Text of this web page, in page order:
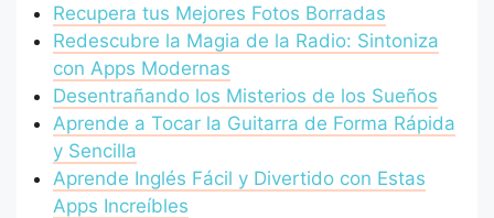
Recupera tus Mejores Fotos Borradas
Redescubre la Magia de la Radio: Sintoniza
con Apps Modernas
Desentrañando los Misterios de los Sueños
Aprende a Tocar la Guitarra de Forma Rápida
y Sencilla
Aprende Inglés Fácil y Divertido con Estas
Apps Increíbles